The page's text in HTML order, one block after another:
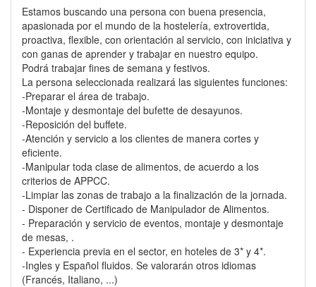
Estamos buscando una persona con buena presencia,
apasionada por el mundo de la hostelería, extrovertida,
proactiva, flexible, con orientación al servicio, con iniciativa y
con ganas de aprender y trabajar en nuestro equipo.
Podrá trabajar fines de semana y festivos.
La persona seleccionada realizará las siguientes funciones:
-Preparar el área de trabajo.
-Montaje y desmontaje del bufette de desayunos.
-Reposición del buffete.
-Atención y servicio a los clientes de manera cortes y
eficiente.
-Manipular toda clase de alimentos, de acuerdo a los
criterios de APPCC.
-Limpiar las zonas de trabajo a la finalización de la jornada.
- Disponer de Certificado de Manipulador de Alimentos.
- Preparación y servicio de eventos, montaje y desmontaje
de mesas, .
- Experiencia previa en el sector, en hoteles de 3* y 4*.
-Ingles y Español fluidos. Se valorarán otros idiomas
(Francés, Italiano, ...)